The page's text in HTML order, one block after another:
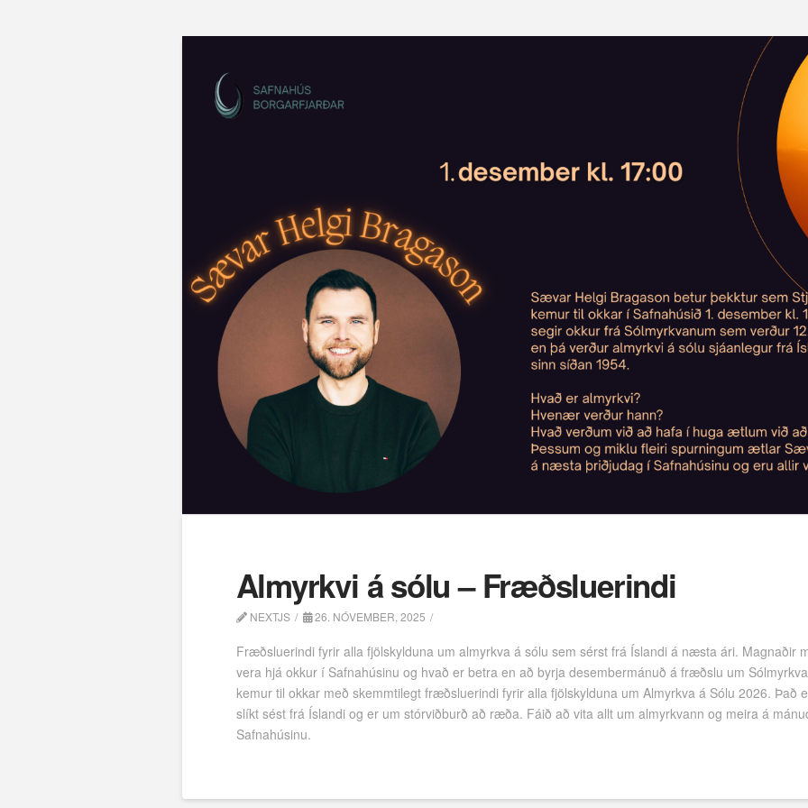
Almyrkvi á sólu – Fræðsluerindi
NEXTJS 26. NÓVEMBER, 2025
Fræðsluerindi fyrir alla fjölskylduna um almyrkva á sólu sem sérst frá Íslandi á næsta ári. Magnaðir
vera hjá okkur í Safnahúsinu og hvað er betra en að byrja desembermánuð á fræðslu um
kemur til okkar með skemmtilegt fræðsluerindi fyrir alla fjölskylduna um Almyrkva á Sólu 2026. Það
slíkt sést frá Íslandi og er um stórviðburð að ræða. Fáið að vita allt um almyrkvann og meira á
Safnahúsinu.